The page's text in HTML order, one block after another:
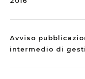
Avviso
intermedio di